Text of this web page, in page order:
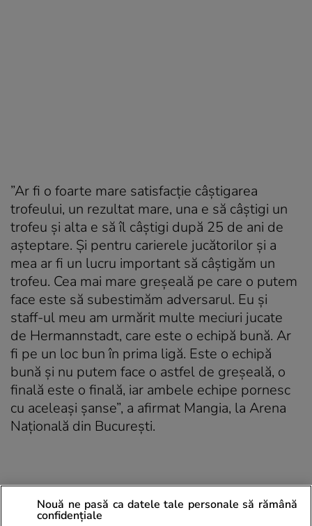
”Ar fi o foarte mare satisfacţie câştigarea
trofeului, un rezultat mare, una e să câştigi un
trofeu şi alta e să îl câştigi după 25 de ani de
aşteptare. Şi pentru carierele jucătorilor şi a
mea ar fi un lucru important să câştigăm un
trofeu. Cea mai mare greşeală pe care o putem
face este să subestimăm adversarul. Eu şi
staff-ul meu am urmărit multe meciuri jucate
de Hermannstadt, care este o echipă bună. Ar
fi pe un loc bun în prima ligă. Este o echipă
bună şi nu putem face o astfel de greşeală, o
finală este o finală, iar ambele echipe pornesc
cu aceleaşi şanse”, a afirmat Mangia, la Arena
Naţională din Bucureşti.
Nouă ne pasă ca datele tale personale să rămână
confidențiale